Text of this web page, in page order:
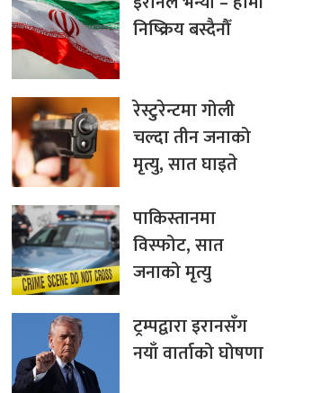
निष्क्रिय बस्दैनौँ
रेस्टुरेन्टमा गोली
चल्दा तीन जनाको
मृत्यु, सात घाइते
पाकिस्तानमा
विस्फोट, सात
जनाको मृत्यु
ट्रम्पद्वारा इरानसँग
नयाँ वार्ताको घोषणा